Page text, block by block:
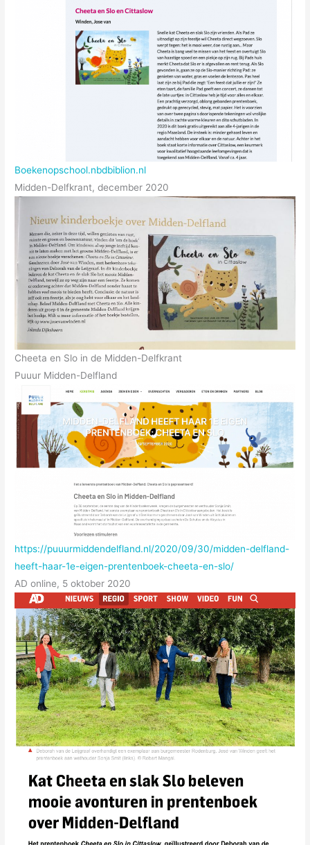
Boekenopschool.nbdbiblion.nl
Midden-Delfkrant, december 2020
Cheeta en Slo in de Midden-Delfkrant
Puuur Midden-Delfland
https://puuurmiddendelfland.nl/2020/09/30/midden-delfland-
heeft-haar-1e-eigen-prentenboek-cheeta-en-slo/
AD online, 5 oktober 2020